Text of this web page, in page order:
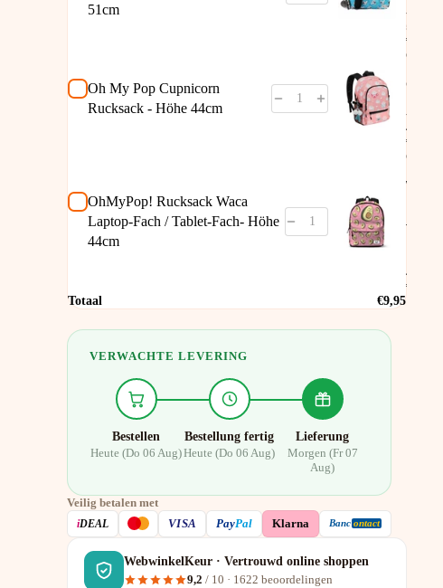
51cm
-
51cm
€9,95
Oh My Pop Cupnicorn
Rucksack - Höhe 44cm
Oh My
-
44cm
€19,95
OhMyPop! Rucksack Waca
Laptop-Fach / Tablet-Fach- Höhe
44cm
Waca
44cm
€39,95
Totaal
€9,95
VERWACHTE LEVERING
Bestellen
Heute (Do 06 Aug)
Bestellung fertig
Heute (Do 06 Aug)
Lieferung
Morgen (Fr 07
Aug)
Veilig betalen met
iDEAL VISA PayPal Klarna Banc ontact
WebwinkelKeur · Vertrouwd online shoppen
9,2 / 10 · 1622 beoordelingen